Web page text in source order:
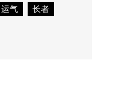
运气
长者